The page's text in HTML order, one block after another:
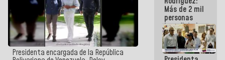
Presidenta encargada de la República
Más de 2 mil
personas
beneficiadas
con planes
para
atención de